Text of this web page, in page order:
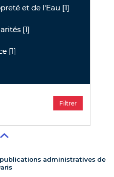
l'Eauet de l'Eau [1]
[1]
[1]
administratives de